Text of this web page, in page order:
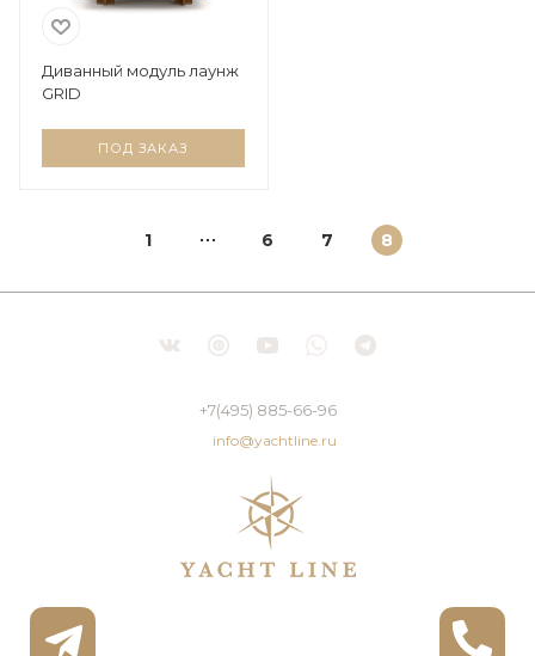
Диванный модуль лаунж
GRID
ПОД ЗАКАЗ
1 6 7 8
+7(495) 885-66-96
info@yachtline.ru